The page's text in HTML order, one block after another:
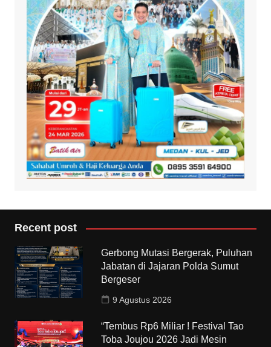
Recent post
Gerbong Mutasi Bergerak, Puluhan
Jabatan di Jajaran Polda Sumut
Bergeser
9 Agustus 2026
“Tembus Rp6 Miliar ! Festival Tao
Toba Joujou 2026 Jadi Mesin